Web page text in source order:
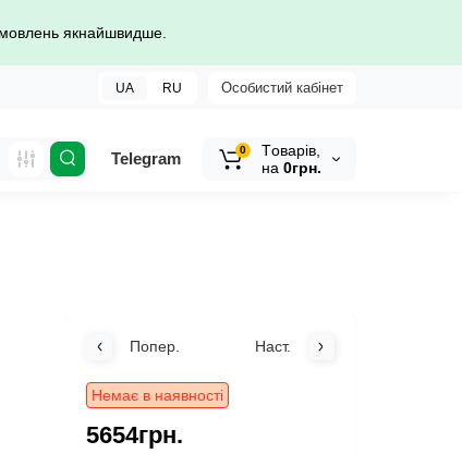
якнайшвидше.
Особистий кабінет
UA RU
Telegram 0
Tоварів,
на 0грн.
Попер. Наст.
Немає в наявності
5654грн.